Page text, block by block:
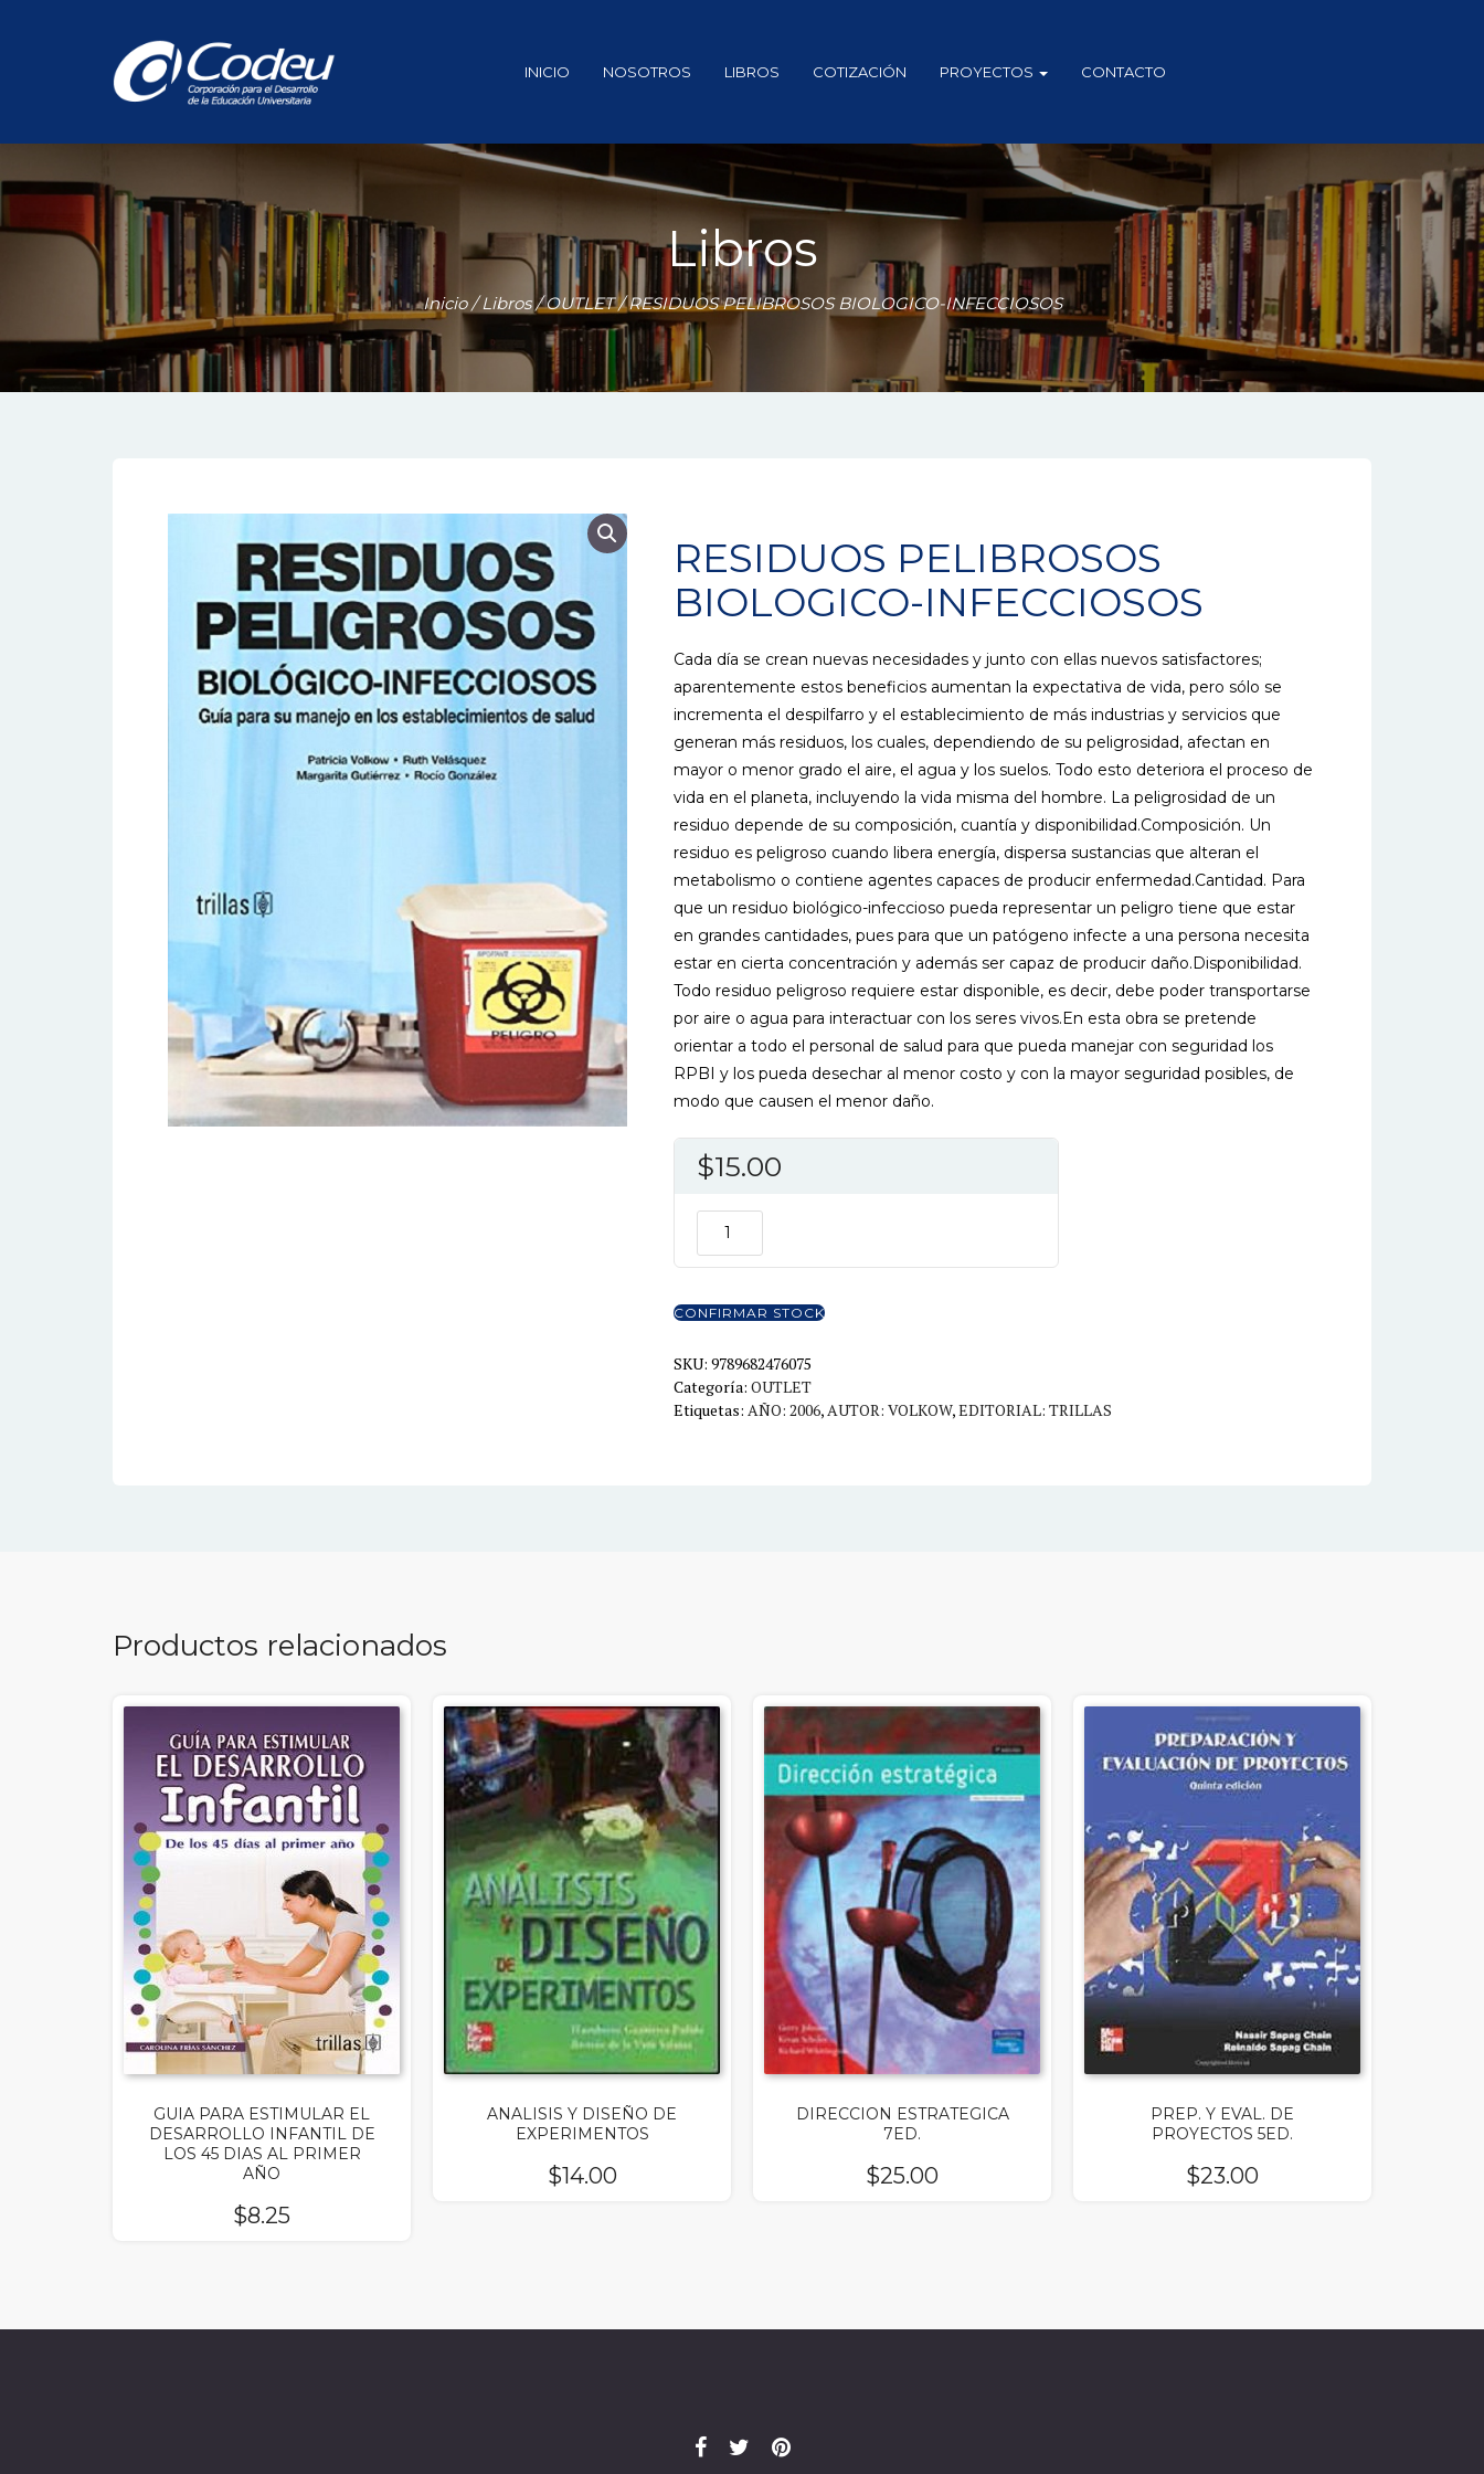
INICIO NOSOTROS LIBROS COTIZACIÓN PROYECTOS CONTACTO
Libros
Inicio/Libros/OUTLET/ RESIDUOS PELIBROSOS BIOLOGICO-INFECCIOSOS
RESIDUOS PELIBROSOS
BIOLOGICO-INFECCIOSOS
Cada día se crean nuevas necesidades y junto con ellas nuevos satisfactores;
aparentemente estos beneficios aumentan la expectativa de vida, pero sólo se
incrementa el despilfarro y el establecimiento de más industrias y servicios que
generan más residuos, los cuales, dependiendo de su peligrosidad, afectan en
mayor o menor grado el aire, el agua y los suelos. Todo esto deteriora el proceso de
vida en el planeta, incluyendo la vida misma del hombre. La peligrosidad de un
residuo depende de su composición, cuantía y disponibilidad.Composición. Un
residuo es peligroso cuando libera energía, dispersa sustancias que alteran el
metabolismo o contiene agentes capaces de producir enfermedad.Cantidad. Para
que un residuo biológico-infeccioso pueda representar un peligro tiene que estar
en grandes cantidades, pues para que un patógeno infecte a una persona necesita
estar en cierta concentración y además ser capaz de producir daño.Disponibilidad.
Todo residuo peligroso requiere estar disponible, es decir, debe poder transportarse
por aire o agua para interactuar con los seres vivos.En esta obra se pretende
orientar a todo el personal de salud para que pueda manejar con seguridad los
RPBI y los pueda desechar al menor costo y con la mayor seguridad posibles, de
modo que causen el menor daño.
$15.00
RESIDUOS
PELIBROSOS
INFECCIOSOS
CONFIRMAR STOCK
SKU: 9789682476075
Categoría: OUTLET
Etiquetas: AÑO: 2006,AUTOR: VOLKOW,EDITORIAL: TRILLAS
Productos relacionados
GUIA PARA ESTIMULAR EL
DESARROLLO INFANTIL DE
LOS 45 DIAS AL PRIMER
AÑO
$8.25
ANALISIS Y DISEÑO DE
EXPERIMENTOS
$14.00
DIRECCION ESTRATEGICA
7ED.
$25.00
PREP. Y EVAL. DE
PROYECTOS 5ED.
$23.00